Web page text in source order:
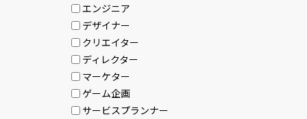
エンジニア
デザイナー
クリエイター
ディレクター
マーケター
ゲーム企画
サービスプランナー